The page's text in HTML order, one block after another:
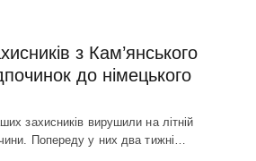
з Кам’янського
до німецького
захисників вирушили на літній
Попереду у них два тижні…